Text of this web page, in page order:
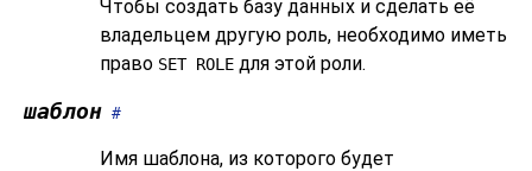
Чтобы создать базу данных и сделать её
владельцем другую роль, необходимо иметь
право SET ROLE для этой роли.
шаблон #
Имя шаблона, из которого будет